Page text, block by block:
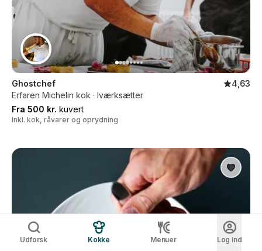
Ghostchef
4,63
Erfaren Michelin kok · Iværksætter
Fra 500 kr. kuvert
Inkl. kok, råvarer og oprydning
Udforsk Kokke Menuer Log ind